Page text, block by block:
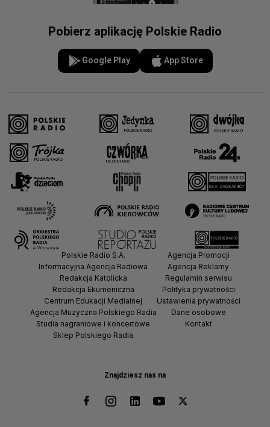
Pobierz aplikację Polskie Radio
Google Play App Store
Znajdziesz nas na
Polskie Radio S.A.
Informacyjna Agencja Radiowa
Redakcja Katolicka
Redakcja Ekumeniczna
Centrum Edukacji Medialnej
Agencja Muzyczna Polskiego Radia
Studia nagraniowe i koncertowe
Sklep Polskiego Radia
Agencja Promocji
Agencja Reklamy
Regulamin serwisu
Polityka prywatności
Ustawienia prywatności
Dane osobowe
Kontakt